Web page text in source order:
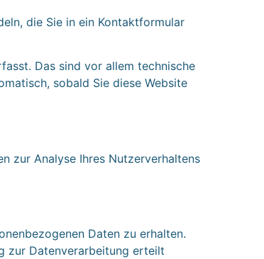
die Sie in ein Kontaktformular
Das sind vor allem technische
sobald Sie diese Website
zur Analyse Ihres Nutzerverhaltens
Daten zu erhalten.
zur Datenverarbeitung erteilt